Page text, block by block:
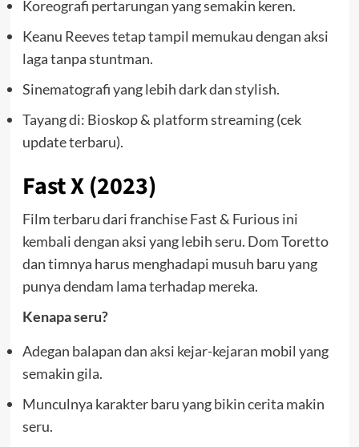
Koreografi pertarungan yang semakin keren.
Keanu Reeves tetap tampil memukau dengan aksi
laga tanpa stuntman.
Sinematografi yang lebih dark dan stylish.
Tayang di: Bioskop & platform streaming (cek
update terbaru).
Fast X (2023)
Film terbaru dari franchise Fast & Furious ini
kembali dengan aksi yang lebih seru. Dom Toretto
dan timnya harus menghadapi musuh baru yang
punya dendam lama terhadap mereka.
Kenapa seru?
Adegan balapan dan aksi kejar-kejaran mobil yang
semakin gila.
Munculnya karakter baru yang bikin cerita makin
seru.